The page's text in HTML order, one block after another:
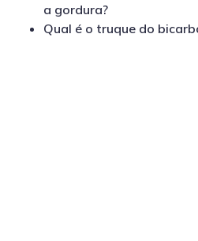
a gordura?
Qual é o truque do